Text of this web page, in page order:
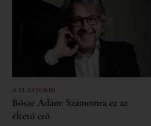
A TE SZTORID
Bősze Ádám: Számomra ez az
éltető erő